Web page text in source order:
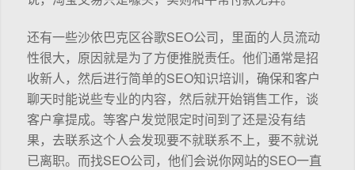
还有一些沙依巴克区谷歌SEO公司，里面的人员流动
性很大，原因就是为了方便推脱责任。他们通常是招
收新人，然后进行简单的SEO知识培训，确保和客户
聊天时能说些专业的内容，然后就开始销售工作，谈
客户拿提成。等客户发觉限定时间到了还是没有结
果，去联系这个人会发现要不就联系不上，要不就说
已离职。而找SEO公司，他们会说你网站的SEO一直